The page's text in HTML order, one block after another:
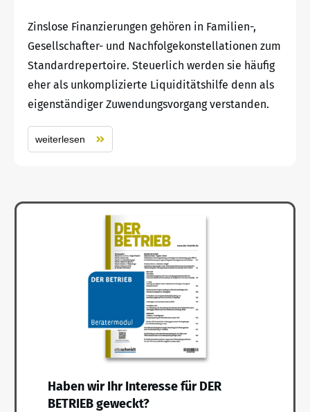
Zinslose Finanzierungen gehören in Familien-,
Gesellschafter- und Nachfolgekonstellationen zum
Standardrepertoire. Steuerlich werden sie häufig
eher als unkomplizierte Liquiditätshilfe denn als
eigenständiger Zuwendungsvorgang verstanden.
weiterlesen
Haben wir Ihr Interesse für DER
BETRIEB geweckt?